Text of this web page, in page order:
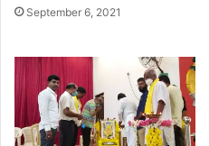
September 6, 2021